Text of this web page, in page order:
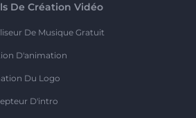
De Création Vidéo
De Musique Gratuit
D'animation
Du Logo
D'intro